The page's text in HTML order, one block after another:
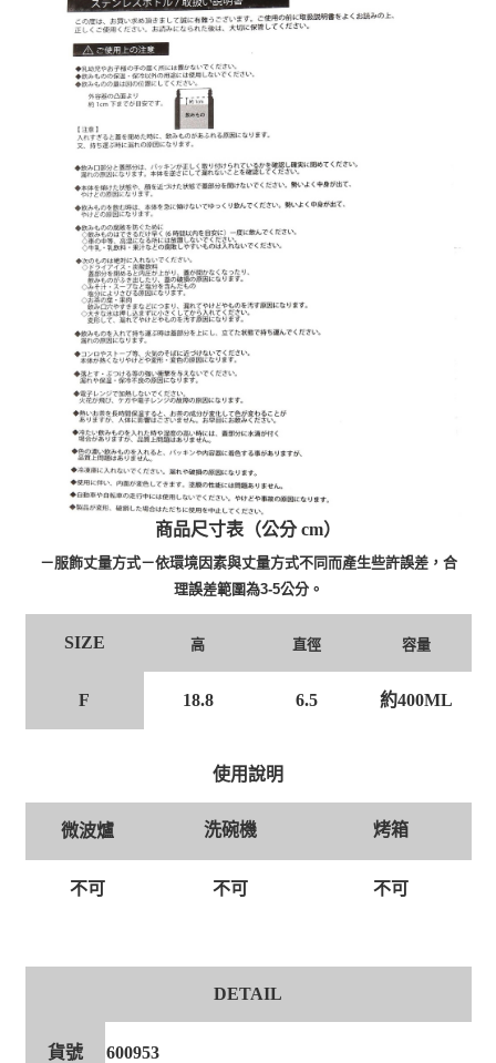
商品尺寸表（公分 cm）
－服飾丈量方式－依環境因素與丈量方式不同而產生些許誤差，合
理誤差範圍為3-5公分。
SIZE 高 直徑 容量
F 18.8 6.5 約400ML
使用說明
微波爐 洗碗機 烤箱
不可 不可 不可
DETAIL
貨號 600953